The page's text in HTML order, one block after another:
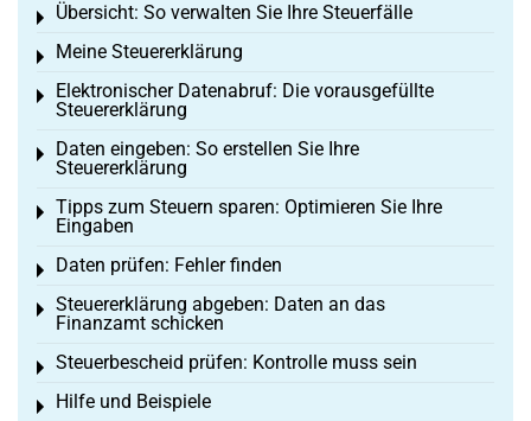
Übersicht: So verwalten Sie Ihre Steuerfälle
Toggle menu
Meine Steuererklärung
Toggle menu
Elektronischer Datenabruf: Die vorausgefüllte
Steuererklärung
Toggle menu
Daten eingeben: So erstellen Sie Ihre
Steuererklärung
Toggle menu
Tipps zum Steuern sparen: Optimieren Sie Ihre
Eingaben
Toggle menu
Daten prüfen: Fehler finden
Toggle menu
Steuererklärung abgeben: Daten an das
Finanzamt schicken
Toggle menu
Steuerbescheid prüfen: Kontrolle muss sein
Toggle menu
Hilfe und Beispiele
Toggle menu